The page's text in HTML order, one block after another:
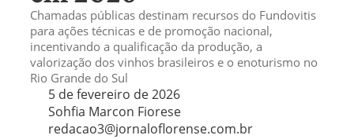
Chamadas públicas destinam recursos do Fundovitis
para ações técnicas e de promoção nacional,
incentivando a qualificação da produção, a
valorização dos vinhos brasileiros e o enoturismo no
Rio Grande do Sul
5 de fevereiro de 2026
Sohfia Marcon Fiorese
redacao3@jornaloflorense.com.br